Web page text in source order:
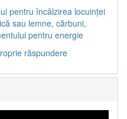
pentru încălzirea locuinței
sau lemne, cărbuni,
pentru energie
răspundere